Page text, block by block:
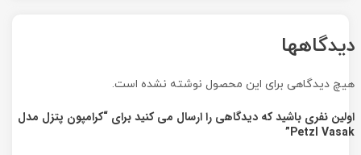
دیدگاهها
هیچ دیدگاهی برای این محصول نوشته نشده است.
اولین نفری باشید که دیدگاهی را ارسال می کنید برای “کرامپون پتزل مدل
Petzl Vasak”